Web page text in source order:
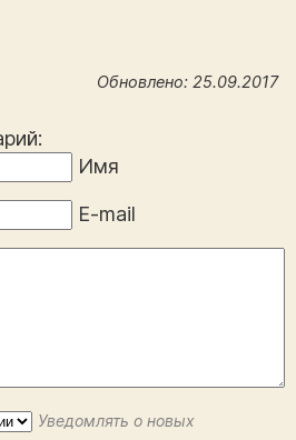
Обновлено: 25.09.2017
Имя
E-mail
Уведомлять о новых